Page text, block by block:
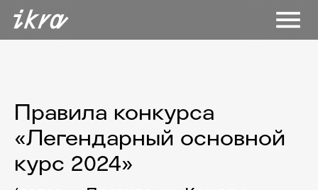
Правила конкурса
«Легендарный основной
курс 2024»